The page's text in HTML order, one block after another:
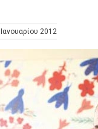
2012